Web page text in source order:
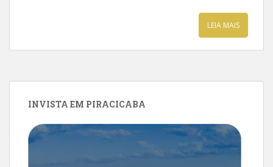
LEIA MAIS
INVISTA EM PIRACICABA